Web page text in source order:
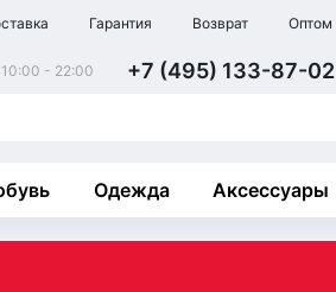
Гарантия Возврат Оптом
- 22:00 +7 (495) 133-87-02
Одежда Аксессуары